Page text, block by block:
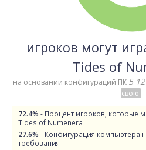
игроков могут
Tides of
на основании конфигураций ПК 5
свою
72.4% - Процент игроков, которые
Tides of Numenera
27.6% - Конфигурация компьютера
требования